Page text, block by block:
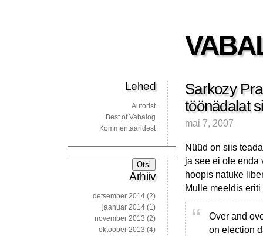
Sarkozy
töönädalat
mai 7, 2007
Nüüd on siis
ja see ei ole
hoopis natuke
Mulle meeldis eriti
Over and
on election
Lehed
Autorist
Best of Vabalog
Kommentaaridest
Arhiiv
detsember 2014 (2)
jaanuar 2014 (1)
november 2013 (2)
oktoober 2013 (4)